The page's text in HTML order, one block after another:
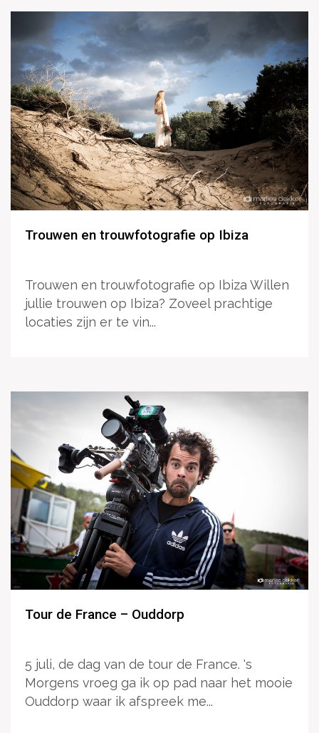
Trouwen en trouwfotografie op Ibiza
Trouwen en trouwfotografie op Ibiza Willen
jullie trouwen op Ibiza? Zoveel prachtige
locaties zijn er te vin...
Tour de France – Ouddorp
5 juli, de dag van de tour de France. 's
Morgens vroeg ga ik op pad naar het mooie
Ouddorp waar ik afspreek me...